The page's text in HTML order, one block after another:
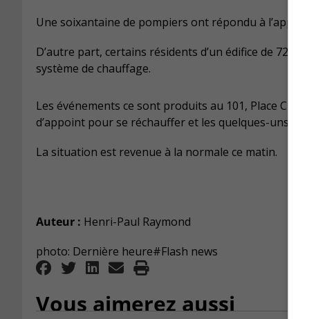
Une soixantaine de pompiers ont répondu à l’appel.
D’autre part, certains résidents d’un édifice de 72
système de chauffage.
Les événements ce sont produits au 101, Place
d’appoint pour se réchauffer et les quelques-uns qui
La situation est revenue à la normale ce matin.
Auteur : Henri-Paul Raymond
photo: Dernière heure#Flash news
Vous aimerez aussi